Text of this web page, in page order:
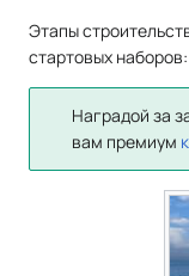
Этапы
стартовых
Наградой за
вам премиум